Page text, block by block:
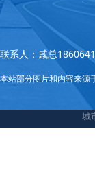
联系人：戚总
本站部分图片和内容来源
城